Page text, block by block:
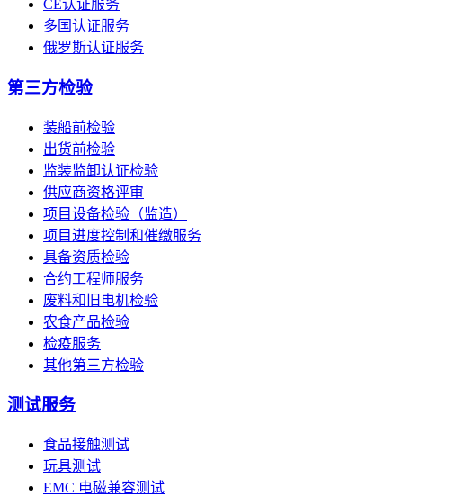
CE认证服务
多国认证服务
俄罗斯认证服务
第三方检验
装船前检验
出货前检验
监装监卸认证检验
供应商资格评审
项目设备检验（监造）
项目进度控制和催缴服务
具备资质检验
合约工程师服务
废料和旧电机检验
农食产品检验
检疫服务
其他第三方检验
测试服务
食品接触测试
玩具测试
EMC 电磁兼容测试